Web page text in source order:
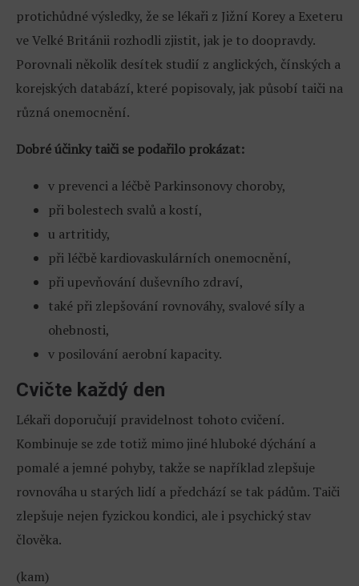
protichůdné výsledky, že se lékaři z Jižní Korey a Exeteru
ve Velké Británii rozhodli zjistit, jak je to doopravdy.
Porovnali několik desítek studií z anglických, čínských a
korejských databází, které popisovaly, jak působí taiči na
různá onemocnění.
Dobré účinky taiči se podařilo prokázat:
v prevenci a léčbě Parkinsonovy choroby,
při bolestech svalů a kostí,
u artritidy,
při léčbě kardiovaskulárních onemocnění,
při upevňování duševního zdraví,
také při zlepšování rovnováhy, svalové síly a
ohebnosti,
v posilování aerobní kapacity.
Cvičte každý den
Lékaři doporučují pravidelnost tohoto cvičení.
Kombinuje se zde totiž mimo jiné hluboké dýchání a
pomalé a jemné pohyby, takže se například zlepšuje
rovnováha u starých lidí a předchází se tak pádům. Taiči
zlepšuje nejen fyzickou kondici, ale i psychický stav
člověka.
(kam)